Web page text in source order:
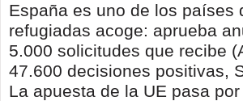
España es uno de los países
refugiadas acoge: aprueba
5.000 solicitudes que recibe
47.600 decisiones positivas,
La apuesta de la UE pasa